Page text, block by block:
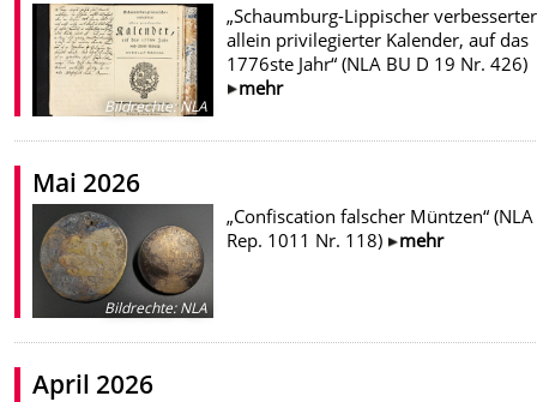
Bildrechte:NLA
„Schaumburg-Lippischer verbesserter
allein privilegierter Kalender, auf das
1776ste Jahr“ (NLA BU D 19 Nr. 426)
mehr
Mai 2026
Bildrechte:NLA
„Confiscation falscher Müntzen“ (NLA
Rep. 1011 Nr. 118)
mehr
April 2026